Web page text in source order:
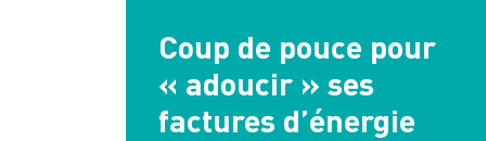
Coup de pouce pour
« adoucir » ses
factures d’énergie